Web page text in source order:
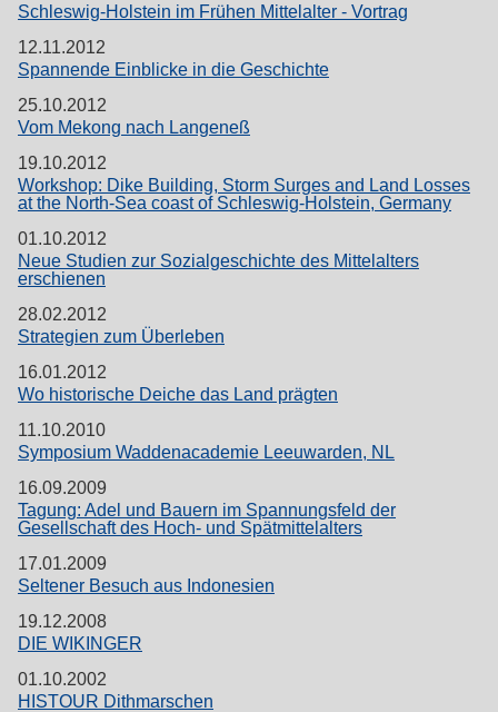
Schleswig-Holstein im Frühen Mittelalter - Vortrag
12.11.2012
Spannende Einblicke in die Geschichte
25.10.2012
Vom Mekong nach Langeneß
19.10.2012
Workshop: Dike Building, Storm Surges and Land Losses
at the North-Sea coast of Schleswig-Holstein, Germany
01.10.2012
Neue Studien zur Sozialgeschichte des Mittelalters
erschienen
28.02.2012
Strategien zum Überleben
16.01.2012
Wo historische Deiche das Land prägten
11.10.2010
Symposium Waddenacademie Leeuwarden, NL
16.09.2009
Tagung: Adel und Bauern im Spannungsfeld der
Gesellschaft des Hoch- und Spätmittelalters
17.01.2009
Seltener Besuch aus Indonesien
19.12.2008
DIE WIKINGER
01.10.2002
HISTOUR Dithmarschen